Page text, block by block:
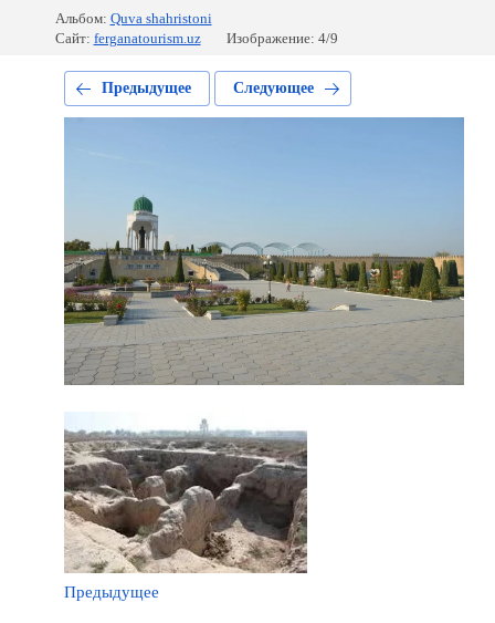
Альбом: Quva shahristoni
Сайт: ferganatourism.uz Изображение: 4/9
Предыдущее Следующее
Предыдущее